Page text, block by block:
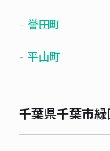
誉田町
平山町
千葉県千葉市